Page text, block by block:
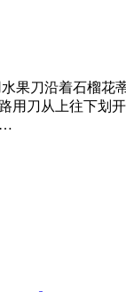
果刀沿着石榴
用刀从上往下划
…